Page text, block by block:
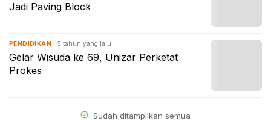
Jadi Paving Block
PENDIDIKAN 5 tahun yang lalu
Gelar Wisuda ke 69, Unizar Perketat
Prokes
Sudah ditampilkan semua